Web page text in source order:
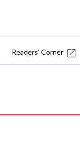
Readers' Corner